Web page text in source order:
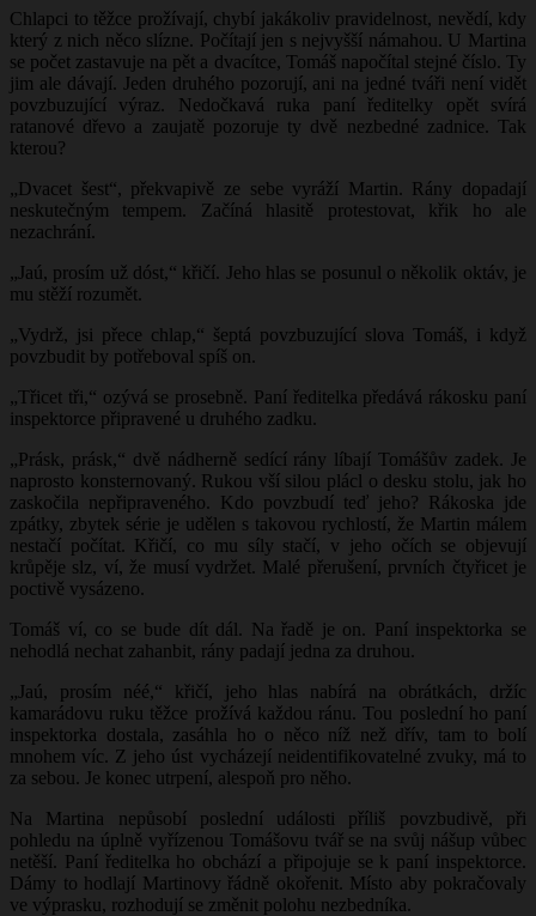
Chlapci to těžce prožívají, chybí jakákoliv pravidelnost, nevědí, kdy
který z nich něco slízne. Počítají jen s nejvyšší námahou. U Martina
se počet zastavuje na pět a dvacítce, Tomáš napočítal stejné číslo. Ty
jim ale dávají. Jeden druhého pozorují, ani na jedné tváři není vidět
povzbuzující výraz. Nedočkavá ruka paní ředitelky opět svírá
ratanové dřevo a zaujatě pozoruje ty dvě nezbedné zadnice. Tak
kterou?
„Dvacet šest“, překvapivě ze sebe vyráží Martin. Rány dopadají
neskutečným tempem. Začíná hlasitě protestovat, křik ho ale
nezachrání.
„Jaú, prosím už dóst,“ křičí. Jeho hlas se posunul o několik oktáv, je
mu stěží rozumět.
„Vydrž, jsi přece chlap,“ šeptá povzbuzující slova Tomáš, i když
povzbudit by potřeboval spíš on.
„Třicet tři,“ ozývá se prosebně. Paní ředitelka předává rákosku paní
inspektorce připravené u druhého zadku.
„Prásk, prásk,“ dvě nádherně sedící rány líbají Tomášův zadek. Je
naprosto konsternovaný. Rukou vší silou plácl o desku stolu, jak ho
zaskočila nepřipraveného. Kdo povzbudí teď jeho? Rákoska jde
zpátky, zbytek série je udělen s takovou rychlostí, že Martin málem
nestačí počítat. Křičí, co mu síly stačí, v jeho očích se objevují
krůpěje slz, ví, že musí vydržet. Malé přerušení, prvních čtyřicet je
poctivě vysázeno.
Tomáš ví, co se bude dít dál. Na řadě je on. Paní inspektorka se
nehodlá nechat zahanbit, rány padají jedna za druhou.
„Jaú, prosím néé,“ křičí, jeho hlas nabírá na obrátkách, držíc
kamarádovu ruku těžce prožívá každou ránu. Tou poslední ho paní
inspektorka dostala, zasáhla ho o něco níž než dřív, tam to bolí
mnohem víc. Z jeho úst vycházejí neidentifikovatelné zvuky, má to
za sebou. Je konec utrpení, alespoň pro něho.
Na Martina nepůsobí poslední události příliš povzbudivě, při
pohledu na úplně vyřízenou Tomášovu tvář se na svůj nášup vůbec
netěší. Paní ředitelka ho obchází a připojuje se k paní inspektorce.
Dámy to hodlají Martinovy řádně okořenit. Místo aby pokračovaly
ve výprasku, rozhodují se změnit polohu nezbedníka.